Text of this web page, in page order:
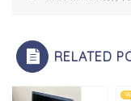
RELATED